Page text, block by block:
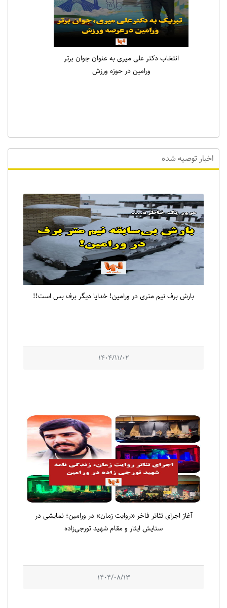
انتخاب دکتر علی میری به عنوان جوان برتر
ورامین در حوزه ورزش
اخبار توصیه شده
بارش برف نیم متری در ورامین! خدایا دیگر برف بس است!!
1404/11/02
آغاز اجرای تئاتر فاخر «روایت زمان» در ورامین؛ نمایشی در
ستایش ایثار و مقام شهید تورجی‌زاده
1404/08/13